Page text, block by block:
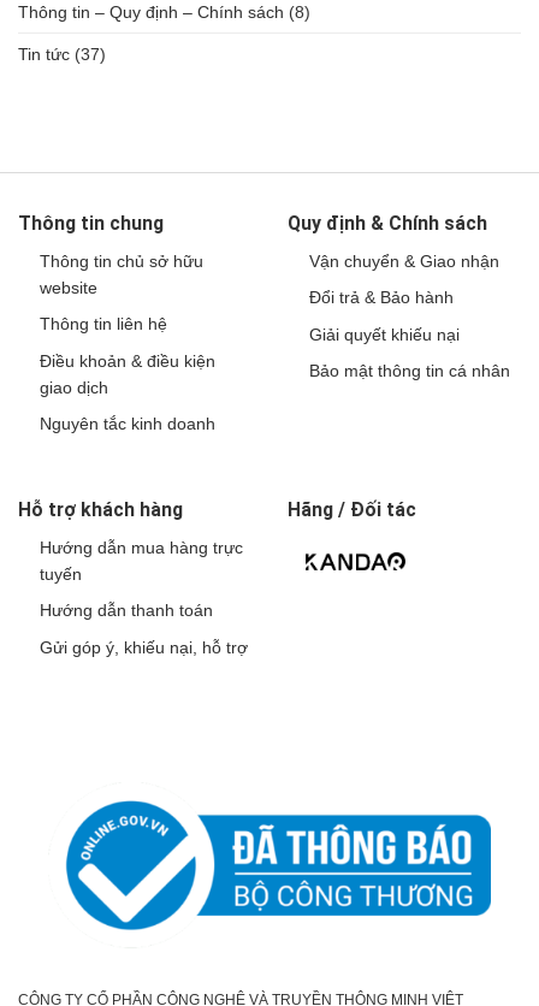
Thông tin – Quy định – Chính sách (8)
Tin tức (37)
Thông tin chung
Thông tin chủ sở hữu
website
Thông tin liên hệ
Điều khoản & điều kiện
giao dịch
Nguyên tắc kinh doanh
Quy định & Chính sách
Vận chuyển & Giao nhận
Đổi trả & Bảo hành
Giải quyết khiếu nại
Bảo mật thông tin cá nhân
Hỗ trợ khách hàng
Hướng dẫn mua hàng trực
tuyến
Hướng dẫn thanh toán
Gửi góp ý, khiếu nại, hỗ trợ
Hãng / Đối tác
CÔNG TY CỔ PHẦN CÔNG NGHỆ VÀ TRUYỀN THÔNG MINH VIỆT